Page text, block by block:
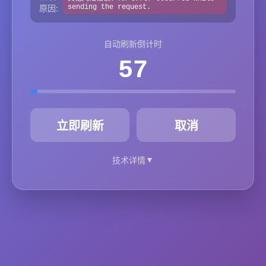
原因:
sending the request.
自动刷新倒计时
57
立即刷新 取消
技术详情▼